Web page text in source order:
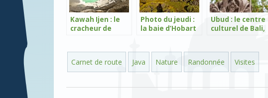
Kawah Ijen : le
cracheur de
Photo du jeudi :
la baie d’Hobart
Ubud : le centre
culturel de Bali,
Carnet de route Java Nature Randonnée Visites